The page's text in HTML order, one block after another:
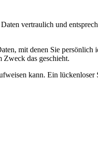
vertraulich und
mit denen Sie
das geschieht.
kann. Ein